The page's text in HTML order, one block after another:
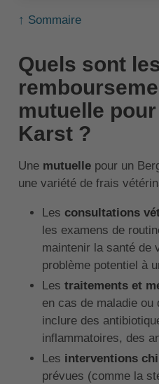
↑ Sommaire
Quels sont
mutuelle
Karst ?
Une mutuellepour un
une variété de frais
Les consultations
les examens de
maintenir la santé de
problème potentiel à
Les traitements et
en cas de maladie ou
inclure des
inflammatoires, des
Les interventions
prévues (comme la